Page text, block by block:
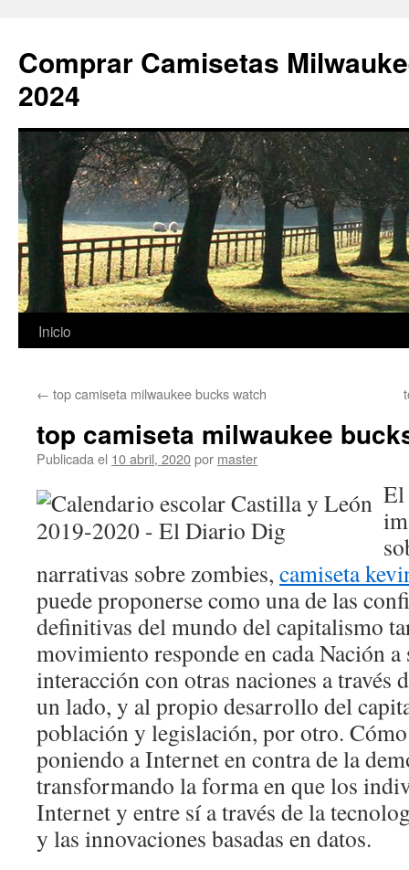
Comprar Camisetas
2024
Saltar
contenido
Inicio
← top camiseta milwaukee bucks watch
top camiseta milwaukee
Publicada el 10 abril, 2020por master
El
narrativas sobre zombies, camiseta
puede proponerse como una de las
definitivas del mundo del capitalismo
movimiento responde en cada Nación
interacción con otras naciones a través
un lado, y al propio desarrollo del
población y legislación, por otro.
poniendo a Internet en contra de la
transformando la forma en que los
Internet y entre sí a través de la
y las innovaciones basadas en datos.